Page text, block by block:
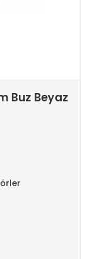
Buz Beyaz